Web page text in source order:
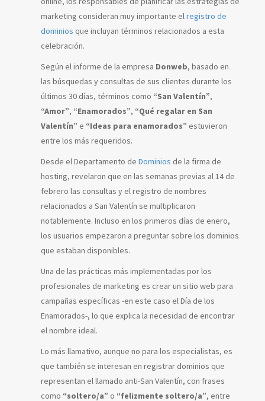
marketing consideran muy importante elregistro de
dominios que incluyan términos relacionados a esta
celebración.
Según el informe de la empresa Donweb, basado en
las búsquedas y consultas de sus clientes durante los
últimos 30 días, términos como “San Valentín”,
“Amor”, “Enamorados”, “Qué regalar en San
Valentín” e “Ideas para enamorados” estuvieron
entre los más requeridos.
Desde el Departamento de Dominios de la firma de
hosting, revelaron que en las semanas previas al 14 de
febrero las consultas y el registro de nombres
relacionados a San Valentín se multiplicaron
notablemente. Incluso en los primeros días de enero,
los usuarios empezaron a preguntar sobre los dominios
que estaban disponibles.
Una de las prácticas más implementadas por los
profesionales de marketing es crear un sitio web para
campañas específicas -en este caso el Día de los
Enamorados-, lo que explica la necesidad de encontrar
el nombre ideal.
Lo más llamativo, aunque no para los especialistas, es
que también se interesan en registrar dominios que
representan el llamado anti-San Valentín, con frases
como “soltero/a” o “felizmente soltero/a”, entre